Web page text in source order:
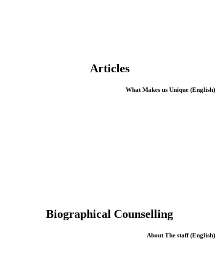
Articles
(English) What Makes us Unique
Biographical Counselling
(English) About The staff